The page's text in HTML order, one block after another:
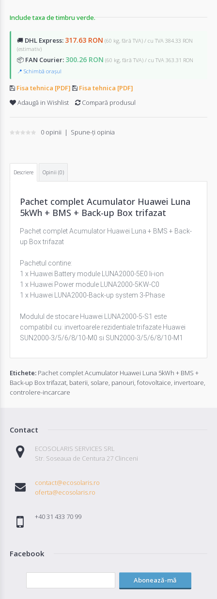
Include taxa de timbru verde.
🚚 DHL Express: 317.63 RON (60 kg, fără TVA) / cu TVA 384.33 RON
(estimativ)
📦 FAN Courier: 300.26 RON (60 kg, fără TVA) / cu TVA 363.31 RON
📍 Schimbă orașul
Fisa tehnica [PDF]
Fisa tehnica [PDF]
Adaugă in Wishlist
Compară produsul
0 opinii | Spune-ţi opinia
Descriere Opinii (0)
Pachet complet Acumulator Huawei Luna
5kWh + BMS + Back-up Box trifazat
Pachet complet Acumulator Huawei Luna + BMS + Back-
up Box trifazat
Pachetul contine:
1 x Huawei Battery module LUNA2000-5E0 li-ion
1 x Huawei Power module LUNA2000-5KW-C0
1 x Huawei LUNA2000-Back-up system 3-Phase
Modulul de stocare Huawei LUNA2000-5-S1 este
compatibil cu: invertoarele rezidentiale trifazate Huawei
SUN2000-3/5/6/8/10-M0 si SUN2000-3/5/6/8/10-M1
Etichete: Pachet complet Acumulator Huawei Luna 5kWh + BMS +
Back-up Box trifazat baterii solare panouri fotovoltaice invertoare
controlere-incarcare
Contact
ECOSOLARIS SERVICES SRL
Str. Soseaua de Centura 27 Clinceni
contact@ecosolaris.ro
oferta@ecosolaris.ro
+40 31 433 70 99
Facebook
Abonează-mă